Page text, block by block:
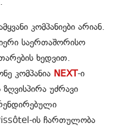
კომპანიები არიან.
საერთაშორისო
ხედვით.
კომპანია NEXT-ი
უძრავი
ის ჩართულობა